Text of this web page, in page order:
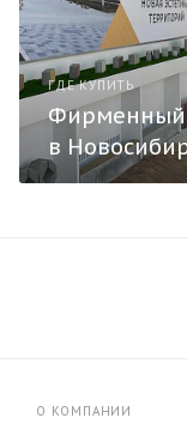
ГДЕ КУПИТЬ
в
О КОМПАНИИ